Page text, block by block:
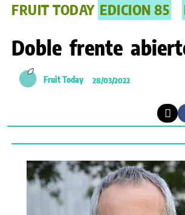
FRUIT TODAY EDICION 85
Doble frente
Fruit Today 28/03/2022